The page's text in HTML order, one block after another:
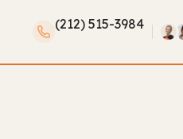
(212) 515-3984